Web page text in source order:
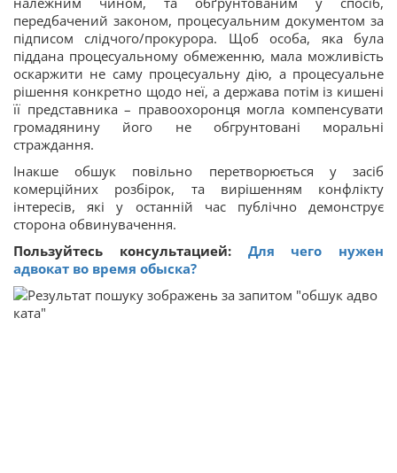
передбачений законом, процесуальним документом за
підписом слідчого/прокурора. Щоб особа, яка була
піддана процесуальному обмеженню, мала можливість
оскаржити не саму процесуальну дію, а процесуальне
рішення конкретно щодо неї, а держава потім із кишені
її представника – правоохоронця могла компенсувати
громадянину його не обгрунтовані моральні
страждання.
Інакше обшук повільно перетворюється у засіб
комерційних розбірок, та вирішенням конфлікту
інтересів, які у останній час публічно демонструє
сторона обвинувачення.
Пользуйтесь консультацией: Для чего нужен
адвокат во время обыска?